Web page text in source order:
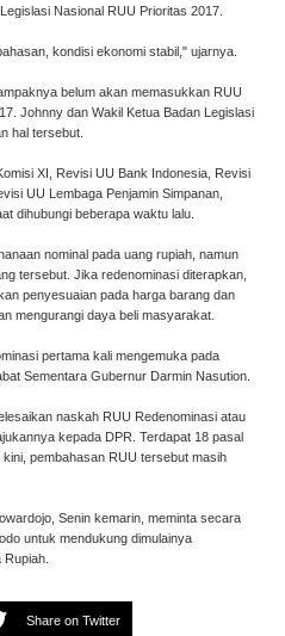
Nasional RUU Prioritas 2017.
kondisi ekonomi stabil," ujarnya.
belum akan memasukkan RUU
Johnny dan Wakil Ketua Badan Legislasi
hal tersebut.
XI, Revisi UU Bank Indonesia, Revisi
UU Lembaga Penjamin Simpanan,
dihubungi beberapa waktu lalu.
nominal pada uang rupiah, namun
tersebut. Jika redenominasi diterapkan,
penyesuaian pada harga barang dan
mengurangi daya beli masyarakat.
pertama kali mengemuka pada
Sementara Gubernur Darmin Nasution.
naskah RUU Redenominasi atau
kepada DPR. Terdapat 18 pasal
pembahasan RUU tersebut masih
Senin kemarin, meminta secara
untuk mendukung dimulainya
Share on Twitter